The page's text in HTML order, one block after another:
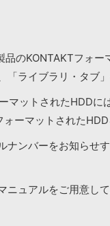
のKONTAKTフォー
ライブラリ・タブ
マットされたHDDに
ーマットされた
ンバーをお知ら
ュアルをご用意し